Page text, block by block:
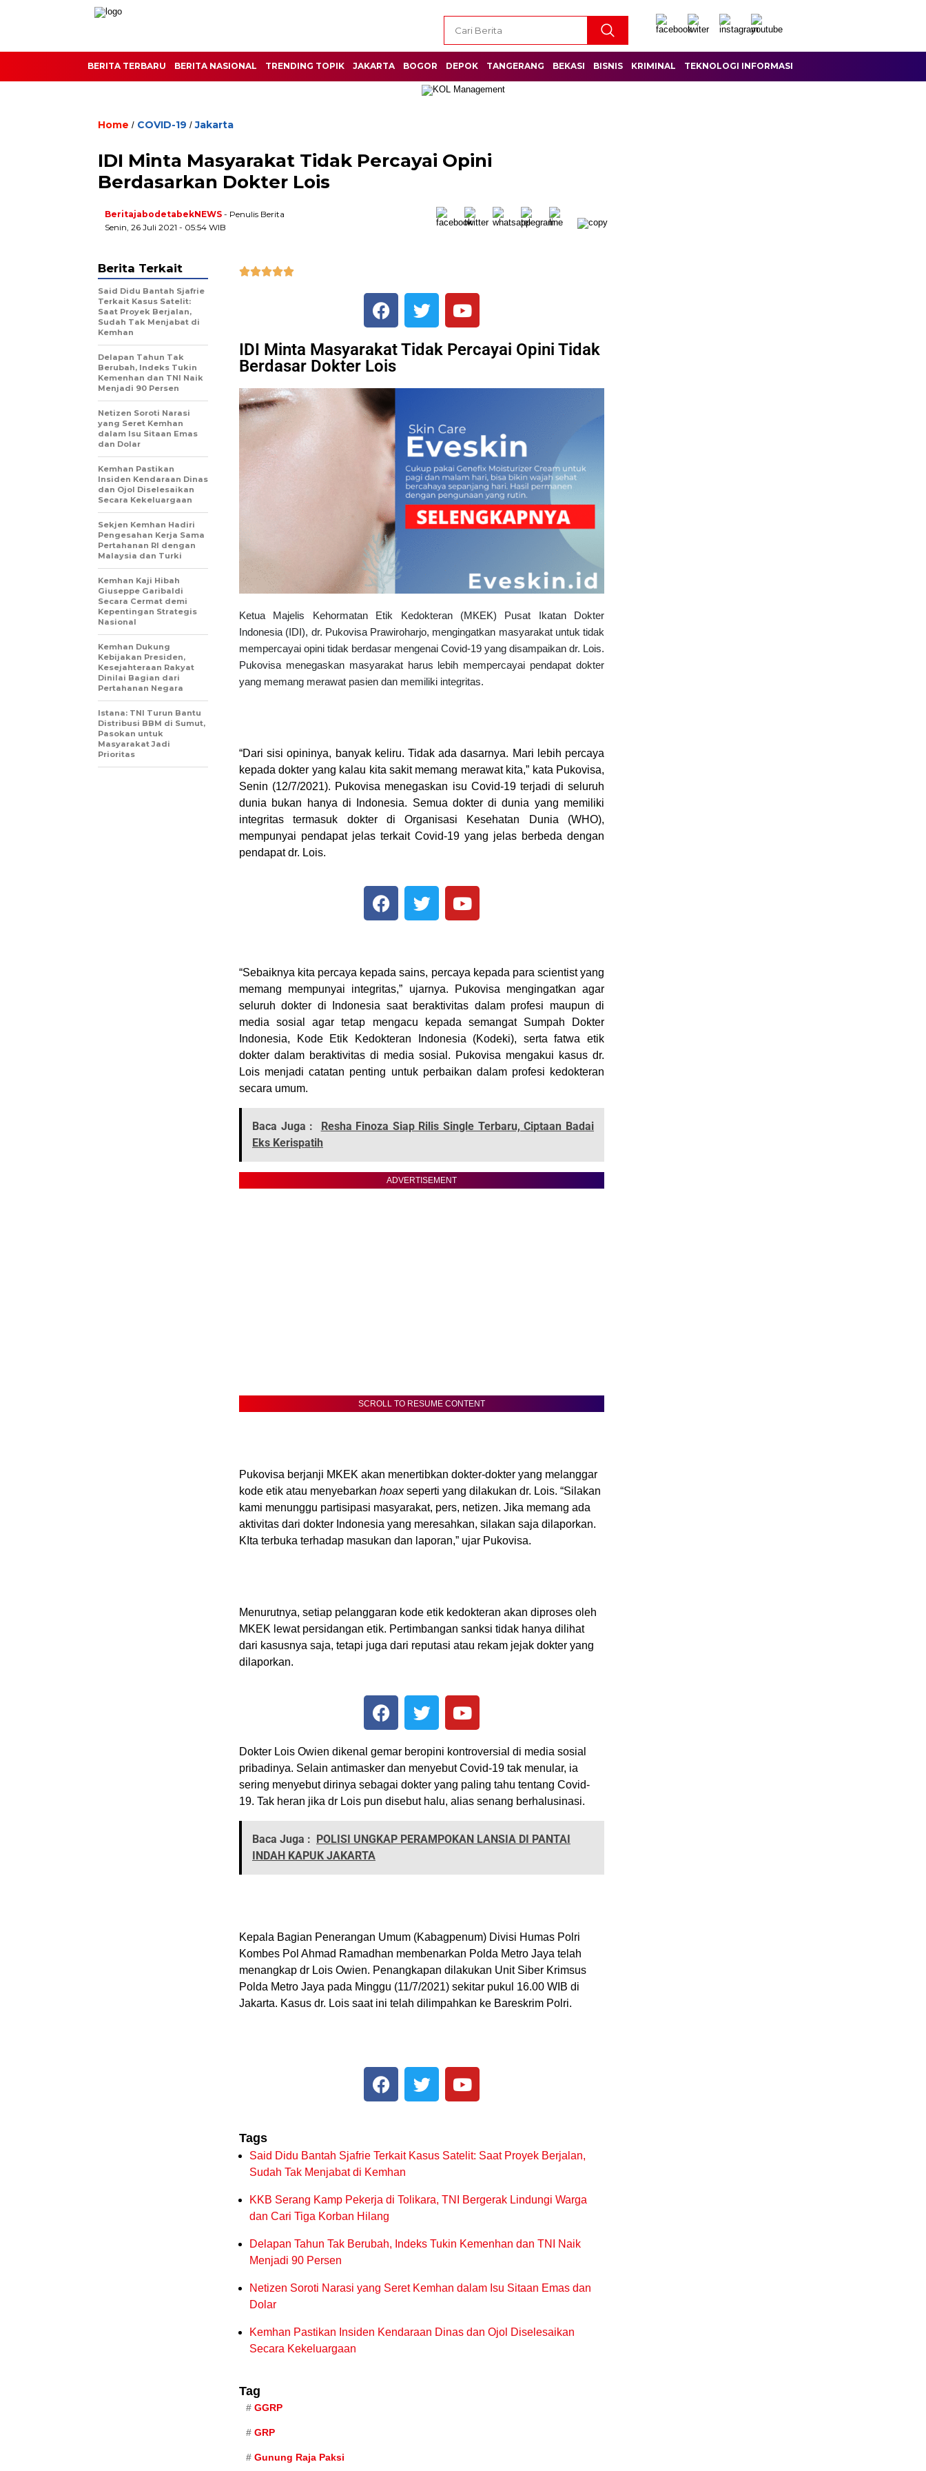
BERITA TERBARU BERITA NASIONAL TRENDING TOPIK JAKARTA BOGOR DEPOK TANGERANG BEKASI BISNIS KRIMINAL TEKNOLOGI INFORMASI
Home / COVID-19 /Jakarta
IDI Minta Masyarakat Tidak Percayai Opini
Berdasarkan Dokter Lois
BeritajabodetabekNEWS - Penulis Berita
Senin, 26 Juli 2021 - 05:54 WIB

IDI Minta Masyarakat Tidak Percayai Opini Tidak
Berdasar Dokter Lois
Ketua Majelis Kehormatan Etik Kedokteran (MKEK) Pusat Ikatan Dokter
Indonesia (IDI), dr. Pukovisa Prawiroharjo, mengingatkan masyarakat untuk tidak
mempercayai opini tidak berdasar mengenai Covid-19 yang disampaikan dr. Lois.
Pukovisa menegaskan masyarakat harus lebih mempercayai pendapat dokter
yang memang merawat pasien dan memiliki integritas.
“Dari sisi opininya, banyak keliru. Tidak ada dasarnya. Mari lebih percaya
kepada dokter yang kalau kita sakit memang merawat kita,” kata Pukovisa,
Senin (12/7/2021). Pukovisa menegaskan isu Covid-19 terjadi di seluruh
dunia bukan hanya di Indonesia. Semua dokter di dunia yang memiliki
integritas termasuk dokter di Organisasi Kesehatan Dunia (WHO),
mempunyai pendapat jelas terkait Covid-19 yang jelas berbeda dengan
pendapat dr. Lois.
“Sebaiknya kita percaya kepada sains, percaya kepada para scientist yang
memang mempunyai integritas,” ujarnya. Pukovisa mengingatkan agar
seluruh dokter di Indonesia saat beraktivitas dalam profesi maupun di
media sosial agar tetap mengacu kepada semangat Sumpah Dokter
Indonesia, Kode Etik Kedokteran Indonesia (Kodeki), serta fatwa etik
dokter dalam beraktivitas di media sosial. Pukovisa mengakui kasus dr.
Lois menjadi catatan penting untuk perbaikan dalam profesi kedokteran
secara umum.
Baca Juga :
Resha Finoza Siap Rilis Single Terbaru, Ciptaan Badai
Eks Kerispatih
ADVERTISEMENT
SCROLL TO RESUME CONTENT
Pukovisa berjanji MKEK akan menertibkan dokter-dokter yang melanggar
kode etik atau menyebarkan hoaxseperti yang dilakukan dr. Lois. “Silakan
kami menunggu partisipasi masyarakat, pers, netizen. Jika memang ada
aktivitas dari dokter Indonesia yang meresahkan, silakan saja dilaporkan.
KIta terbuka terhadap masukan dan laporan,” ujar Pukovisa.
Menurutnya, setiap pelanggaran kode etik kedokteran akan diproses oleh
MKEK lewat persidangan etik. Pertimbangan sanksi tidak hanya dilihat
dari kasusnya saja, tetapi juga dari reputasi atau rekam jejak dokter yang
dilaporkan.
Dokter Lois Owien dikenal gemar beropini kontroversial di media sosial
pribadinya. Selain antimasker dan menyebut Covid-19 tak menular, ia
sering menyebut dirinya sebagai dokter yang paling tahu tentang Covid-
19. Tak heran jika dr Lois pun disebut halu, alias senang berhalusinasi.
Baca Juga : POLISI UNGKAP PERAMPOKAN LANSIA DI PANTAI
INDAH KAPUK JAKARTA
Kepala Bagian Penerangan Umum (Kabagpenum) Divisi Humas Polri
Kombes Pol Ahmad Ramadhan membenarkan Polda Metro Jaya telah
menangkap dr Lois Owien. Penangkapan dilakukan Unit Siber Krimsus
Polda Metro Jaya pada Minggu (11/7/2021) sekitar pukul 16.00 WIB di
Jakarta. Kasus dr. Lois saat ini telah dilimpahkan ke Bareskrim Polri.
Tags
Said Didu Bantah Sjafrie Terkait Kasus Satelit: Saat Proyek Berjalan,
Sudah Tak Menjabat di Kemhan
KKB Serang Kamp Pekerja di Tolikara, TNI Bergerak Lindungi Warga
dan Cari Tiga Korban Hilang
Delapan Tahun Tak Berubah, Indeks Tukin Kemenhan dan TNI Naik
Menjadi 90 Persen
Netizen Soroti Narasi yang Seret Kemhan dalam Isu Sitaan Emas dan
Dolar
Kemhan Pastikan Insiden Kendaraan Dinas dan Ojol Diselesaikan
Secara Kekeluargaan
Tag
GGRP
GRP
Gunung Raja Paksi
Berita Terkait
Said Didu Bantah Sjafrie
Terkait Kasus Satelit:
Saat Proyek Berjalan,
Sudah Tak Menjabat di
Kemhan
Delapan Tahun Tak
Berubah, Indeks Tukin
Kemenhan dan TNI Naik
Menjadi 90 Persen
Netizen Soroti Narasi
yang Seret Kemhan
dalam Isu Sitaan Emas
dan Dolar
Kemhan Pastikan
Insiden Kendaraan Dinas
dan Ojol Diselesaikan
Secara Kekeluargaan
Sekjen Kemhan Hadiri
Pengesahan Kerja Sama
Pertahanan RI dengan
Malaysia dan Turki
Kemhan Kaji Hibah
Giuseppe Garibaldi
Secara Cermat demi
Kepentingan Strategis
Nasional
Kemhan Dukung
Kebijakan Presiden,
Kesejahteraan Rakyat
Dinilai Bagian dari
Pertahanan Negara
Istana: TNI Turun Bantu
Distribusi BBM di Sumut,
Pasokan untuk
Masyarakat Jadi
Prioritas